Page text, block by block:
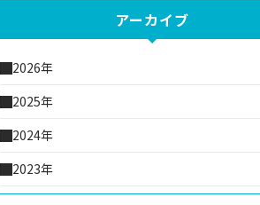
アーカイブ
2026年
2025年
2024年
2023年